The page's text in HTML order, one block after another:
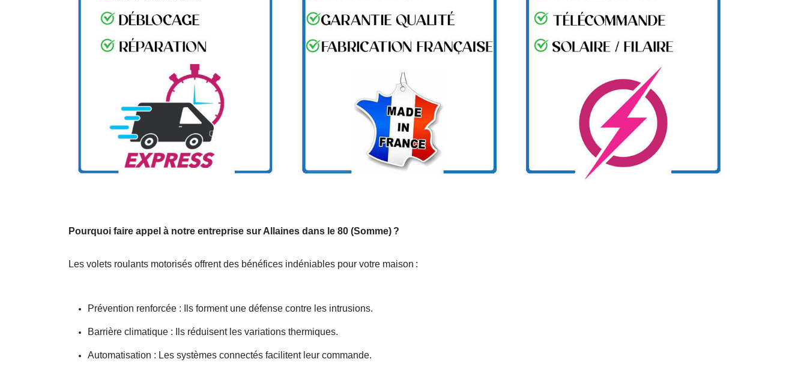
Pourquoi faire appel à notre entreprise sur Allaines dans le 80 (Somme) ?
Les volets roulants motorisés offrent des bénéfices indéniables pour votre maison :
Prévention renforcée : Ils forment une défense contre les intrusions.
Barrière climatique : Ils réduisent les variations thermiques.
Automatisation : Les systèmes connectés facilitent leur commande.